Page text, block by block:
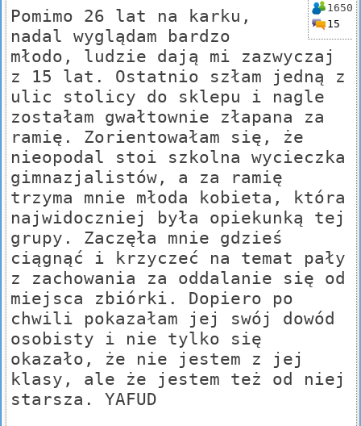
1650
15
Pomimo 26 lat na karku,
nadal wyglądam bardzo
młodo, ludzie dają mi zazwyczaj
z 15 lat. Ostatnio szłam jedną z
ulic stolicy do sklepu i nagle
zostałam gwałtownie złapana za
ramię. Zorientowałam się, że
nieopodal stoi szkolna wycieczka
gimnazjalistów, a za ramię
trzyma mnie młoda kobieta, która
najwidoczniej była opiekunką tej
grupy. Zaczęła mnie gdzieś
ciągnąć i krzyczeć na temat pały
z zachowania za oddalanie się od
miejsca zbiórki. Dopiero po
chwili pokazałam jej swój dowód
osobisty i nie tylko się
okazało, że nie jestem z jej
klasy, ale że jestem też od niej
starsza. YAFUD